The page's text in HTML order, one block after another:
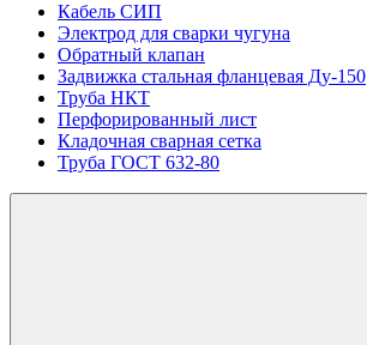
Кабель СИП
Электрод для сварки чугуна
Обратный клапан
Задвижка стальная фланцевая Ду-150
Труба НКТ
Перфорированный лист
Кладочная сварная сетка
Труба ГОСТ 632-80